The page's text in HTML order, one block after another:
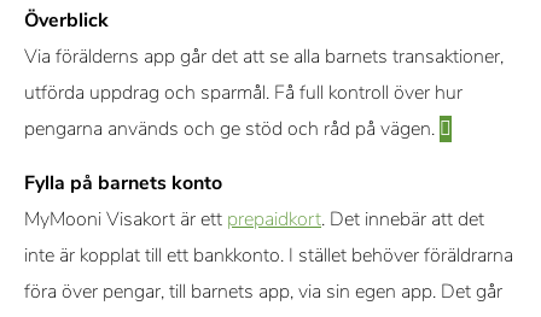
Överblick
Via förälderns app går det att se alla barnets transaktioner,
utförda uppdrag och sparmål. Få full kontroll över hur
pengarna används och ge stöd och råd på vägen.
Fylla på barnets konto
MyMooni Visakort är ett prepaidkort. Det innebär att det
inte är kopplat till ett bankkonto. I stället behöver föräldrarna
föra över pengar, till barnets app, via sin egen app. Det går